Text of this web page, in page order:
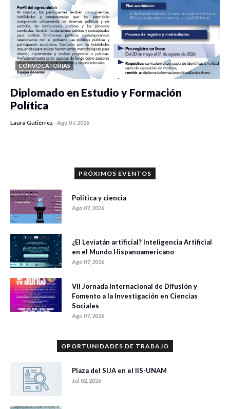
CONVOCATORIAS
Diplomado en Estudio y Formación
Política
Laura Gutiérrez -Ago 07, 2026
PRÓXIMOS EVENTOS
Política y ciencia
Ago 07, 2026
¿El Leviatán artificial? Inteligencia Artificial
en el Mundo Hispanoamericano
Ago 07, 2026
VII Jornada Internacional de Difusión y
Fomento a la Investigación en Ciencias
Sociales
Ago 07, 2026
OPORTUNIDADES DE TRABAJO
Plaza del SIJA en el IIS-UNAM
Jul 02, 2026